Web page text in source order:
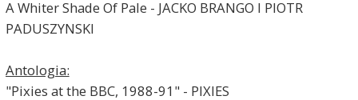
A Whiter Shade Of Pale - JACKO BRANGO I PIOTR
PADUSZYNSKI
Antologia:
"Pixies at the BBC, 1988-91" - PIXIES